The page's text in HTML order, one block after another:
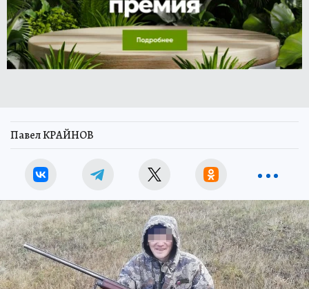
Павел КРАЙНОВ